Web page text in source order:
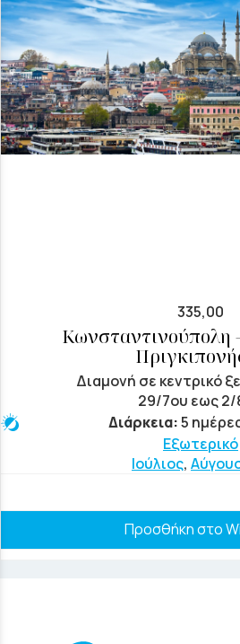
335,00
Κωνσταντινούπολη
Διαμονή σε κεντρικό
29/7ου εως 2/
Διάρκεια:5
Εξωτερικό
Ιούλιος,
Προσθήκη στο